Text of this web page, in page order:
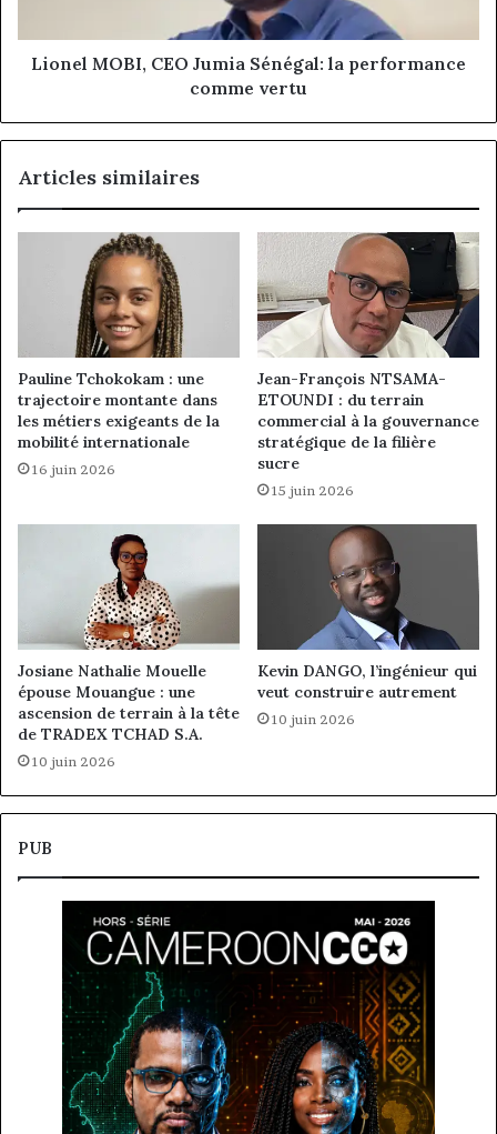
vertu
Lionel MOBI, CEO Jumia Sénégal: la performance
comme vertu
Articles similaires
Pauline Tchokokam : une
trajectoire montante dans
les métiers exigeants de la
mobilité internationale
16 juin 2026
Jean-François NTSAMA-
ETOUNDI : du terrain
commercial à la gouvernance
stratégique de la filière
sucre
15 juin 2026
Josiane Nathalie Mouelle
épouse Mouangue : une
ascension de terrain à la tête
de TRADEX TCHAD S.A.
10 juin 2026
Kevin DANGO, l’ingénieur qui
veut construire autrement
10 juin 2026
PUB